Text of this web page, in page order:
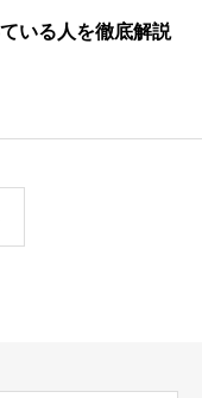
いる人を徹底解説